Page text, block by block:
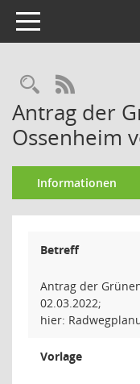
Toggle navigation
RSS-
Antrag der
Ossenheim
Informationen
Betreff
Antrag der
02.03.2022;
hier:
Vorlage